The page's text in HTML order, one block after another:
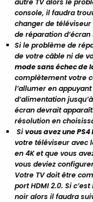
autre TV alors le
console, il faudra
changer de
de réparation d’écran
Si le problème de
de votre câble ni de
mode sans échec de
complètement votre
l’allumer en
d’alimentation
écran devrait
résolution en
Sivous avez une PS4
votre téléviseur avec
en 4K et que vous
vous deviez
Votre TV doit être
port HDMI 2.0. Si
noir alors il faudra